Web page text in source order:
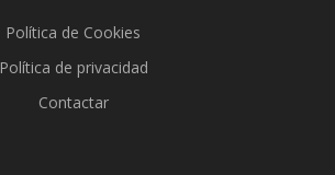
Política de Cookies
Política de privacidad
Contactar